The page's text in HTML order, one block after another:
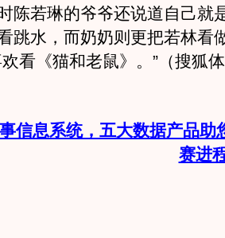
陈若琳的爷爷还说道自己就
跳水，而奶奶则更把若林看
看《猫和老鼠》。”（搜狐
信息系统，五大数据产品助
赛进